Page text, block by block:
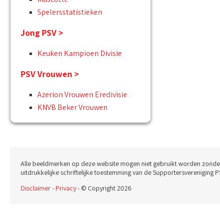
Spelersstatistieken
Jong PSV >
Keuken Kampioen Divisie
PSV Vrouwen >
Azerion Vrouwen Eredivisie
KNVB Beker Vrouwen
Alle beeldmerken op deze website mogen niet gebruikt worden
uitdrukkelijke schriftelijke toestemming van de Supportersvereniging
Disclaimer-Privacy- © Copyright 2026